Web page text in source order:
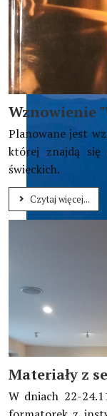
Jesteście
Wznowienie
Planowane jest
której znajdą
świeckich.
Czytaj więcej...
Materiały z
W dniach 22-